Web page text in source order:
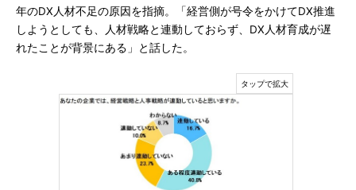
年のDX人材不足の原因を指摘。「経営側が号令をかけてDX推進
しようとしても、人材戦略と連動しておらず、DX人材育成が遅
れたことが背景にある」と話した。